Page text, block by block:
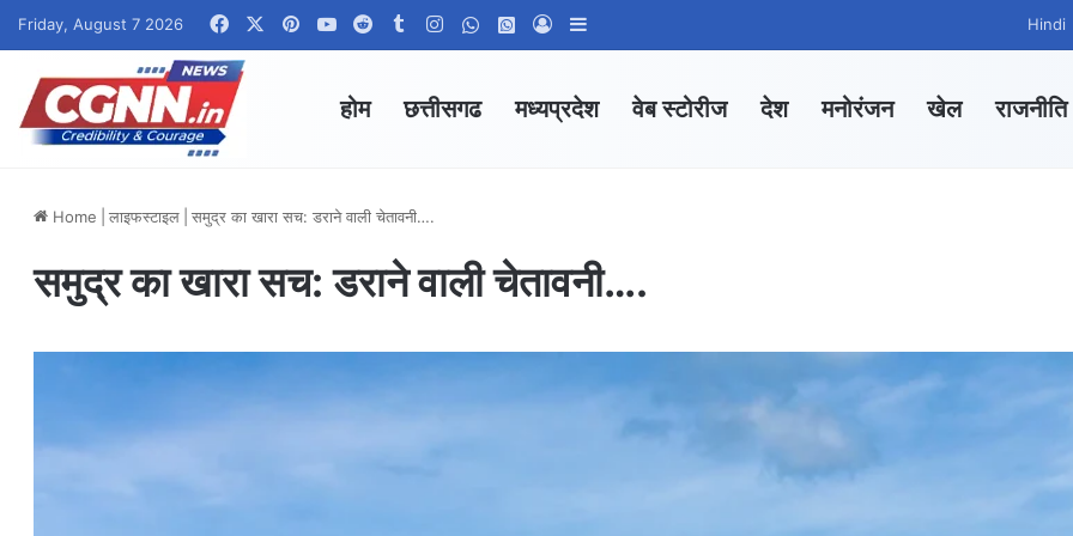
Friday, August 7 2026 FacebookPinterestYouTubeRedditTumblrInstagramWhatsApp Channel
WhatsApp Group
Log In Hindi
होम छत्तीसगढ मध्यप्रदेश वेब स्टोरीज देश मनोरंजन खेल राजनीति
Home लाइफस्टाइल समुद्र का खारा सच: डराने वाली चेतावनी….
समुद्र का खारा सच: डराने वाली चेतावनी….